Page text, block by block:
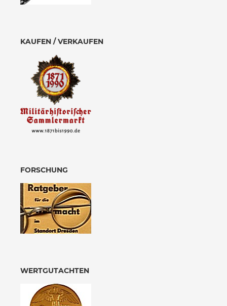
KAUFEN / VERKAUFEN
FORSCHUNG
WERTGUTACHTEN